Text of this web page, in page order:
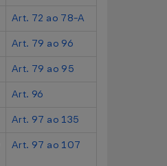
Art. 72 ao 78-A
Art. 79 ao 96
Art. 79 ao 95
Art. 96
Art. 97 ao 135
Art. 97 ao 107